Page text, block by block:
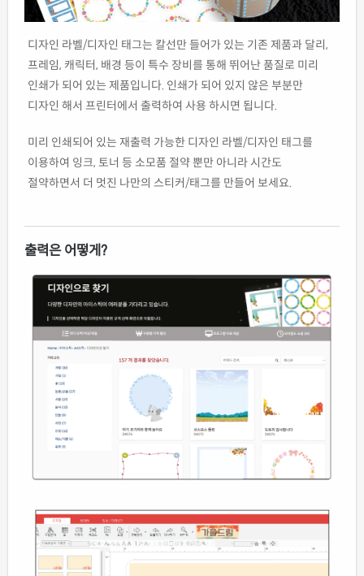
디자인 라벨/디자인 태그는 칼선만 들어가 있는 기존 제품과 달리,
프레임, 캐릭터, 배경 등이 특수 장비를 통해 뛰어난 품질로 미리
인쇄가 되어 있는 제품입니다. 인쇄가 되어 있지 않은 부분만
디자인 해서 프린터에서 출력하여 사용 하시면 됩니다.
미리 인쇄되어 있는 재출력 가능한 디자인 라벨/디자인 태그를
이용하여 잉크, 토너 등 소모품 절약 뿐만 아니라 시간도
절약하면서 더 멋진 나만의 스티커/태그를 만들어 보세요.
출력은 어떻게?